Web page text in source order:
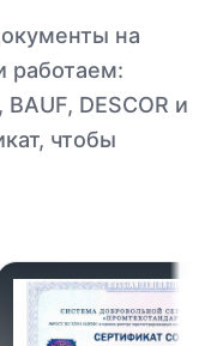
на
работаем:
DESCOR и
чтобы